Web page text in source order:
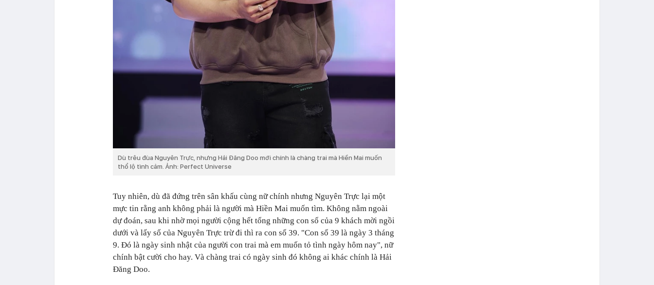
Dù trêu đùa Nguyên Trực, nhưng Hải Đăng Doo mới chính là chàng trai mà Hiền Mai muốn
thổ lộ tình cảm. Ảnh: Perfect Universe
Tuy nhiên, dù đã đứng trên sân khấu cùng nữ chính nhưng Nguyên Trực lại một
mực tin rằng anh không phải là người mà Hiền Mai muốn tìm. Không nằm ngoài
dự đoán, sau khi nhờ mọi người cộng hết tổng những con số của 9 khách mời ngồi
dưới và lấy số của Nguyên Trực trừ đi thì ra con số 39. "Con số 39 là ngày 3 tháng
9. Đó là ngày sinh nhật của người con trai mà em muốn tỏ tình ngày hôm nay", nữ
chính bật cười cho hay. Và chàng trai có ngày sinh đó không ai khác chính là Hải
Đăng Doo.